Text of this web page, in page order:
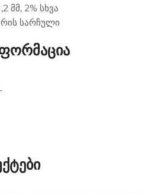
მმ, 2% სხვა
სარჩული